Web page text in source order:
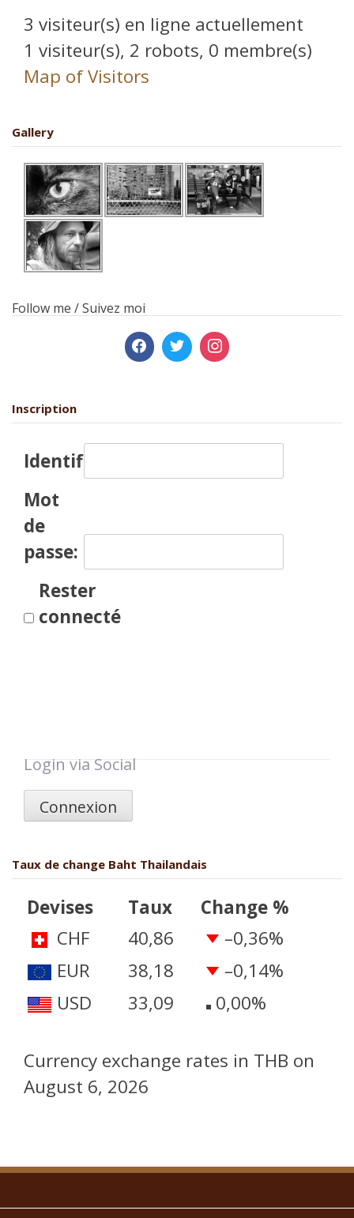
3 visiteur(s) en ligne actuellement
1 visiteur(s), 2 robots, 0 membre(s)
Map of Visitors
Gallery
Follow me / Suivez moi
Inscription
Identifiant:
Mot
de
passe:
Rester
connecté
Login via Social
Connexion
Taux de change Baht Thailandais
Devises Taux
Change %
CHF
40,86 –0,36%
EUR
38,18 –0,14%
USD
33,09 0,00%
Currency exchange rates in THB on
August 6, 2026